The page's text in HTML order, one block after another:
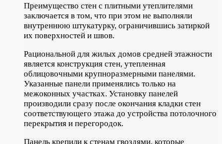
Преимущество стен с плитными утеплителями
заключается в том, что при этом не выполняли
внутреннюю штукатурку, ограничившись затиркой
их поверхностей и швов.
Рациональной для жилых домов средней этажности
является конструкция стен, утепленная
облицовочными крупноразмерными панелями.
Указанные панели применялись только на
межоконных участках. Установку панелей
производили сразу после окончания кладки стен
соответствующего этажа до устройства потолочного
перекрытия и перегородок.
Панель крепили к стенам гвоздями, которые